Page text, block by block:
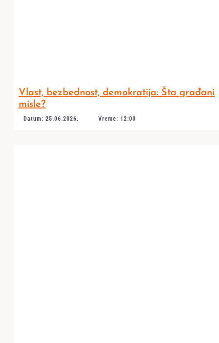
Vlast, bezbednost, demokratija: Šta građani
misle?
Datum: 25.06.2026. Vreme: 12:00